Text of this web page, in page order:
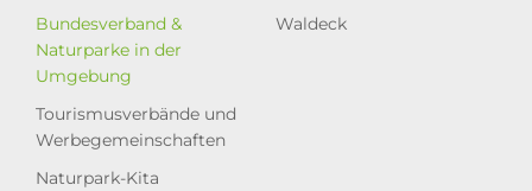
Bundesverband &
Naturparke in der
Umgebung
Tourismusverbände und
Werbegemeinschaften
Naturpark-Kita
Waldeck